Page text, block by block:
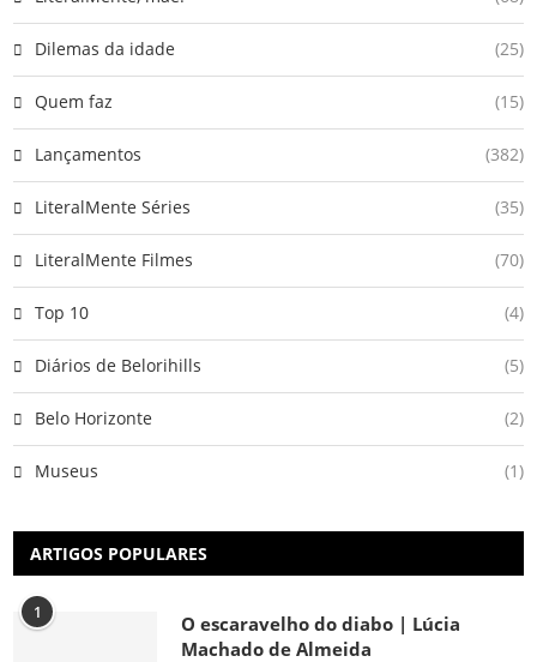
Dilemas da idade (25)
Quem faz (15)
Lançamentos (382)
LiteralMente Séries (35)
LiteralMente Filmes (70)
Top 10 (4)
Diários de Belorihills (5)
Belo Horizonte (2)
Museus (1)
ARTIGOS POPULARES
1
O escaravelho do diabo | Lúcia
Machado de Almeida